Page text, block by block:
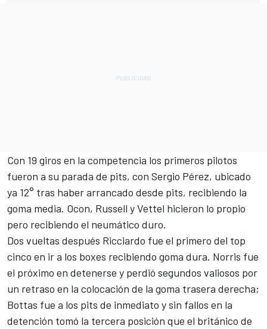
Con 19 giros en la competencia los primeros pilotos
fueron a su parada de pits, con Sergio Pérez, ubicado
ya 12° tras haber arrancado desde pits, recibiendo la
goma media. Ocon, Russell y Vettel hicieron lo propio
pero recibiendo el neumático duro.
Dos vueltas después Ricciardo fue el primero del top
cinco en ir a los boxes recibiendo goma dura. Norris fue
el próximo en detenerse y perdió segundos valiosos por
un retraso en la colocación de la goma trasera derecha;
Bottas fue a los pits de inmediato y sin fallos en la
detención tomó la tercera posición que el británico de